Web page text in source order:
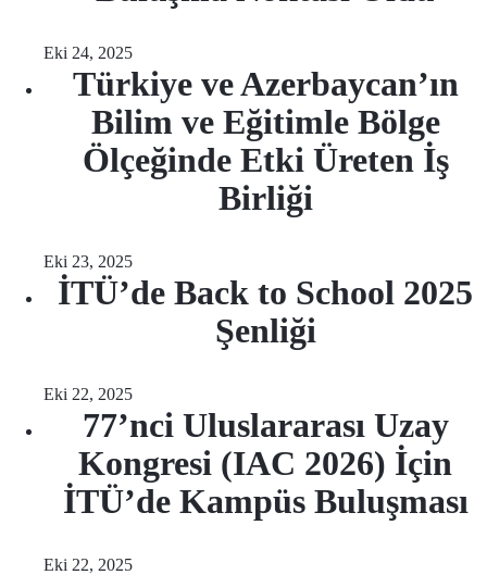
Eki 24, 2025
Türkiye ve Azerbaycan’ın
Bilim ve Eğitimle Bölge
Ölçeğinde Etki Üreten İş
Birliği
Eki 23, 2025
İTÜ’de Back to School 2025
Şenliği
Eki 22, 2025
77’nci Uluslararası Uzay
Kongresi (IAC 2026) İçin
İTÜ’de Kampüs Buluşması
Eki 22, 2025